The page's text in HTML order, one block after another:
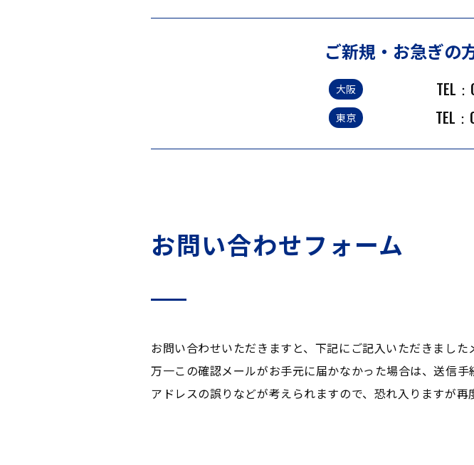
ご新規・お急ぎの
大阪 TEL：
東京 TEL：
お問い合わせフォーム
お問い合わせいただきますと、下記にご記入いただきまし
万一この確認メールがお手元に届かなかった場合は、送信
アドレスの誤りなどが考えられますので、恐れ入りますが再